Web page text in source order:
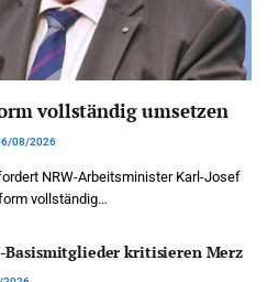
vollständig umsetzen
08/2026
NRW-Arbeitsminister Karl-Josef
vollständig…
Basismitglieder kritisieren Merz